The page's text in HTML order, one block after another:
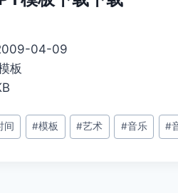
04-09
板
间 #模板 #艺术 #音乐 #